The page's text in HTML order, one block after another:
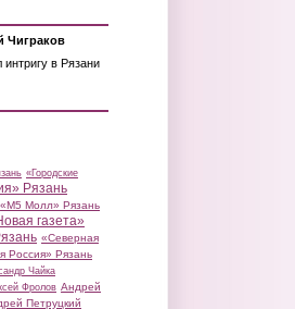
Чиграков
интригу в Рязани
«Городские
Рязань
«М5 Молл» Рязань
газета»
«Северная
Россия» Рязань
Чайка
Фролов Андрей
Петруцкий